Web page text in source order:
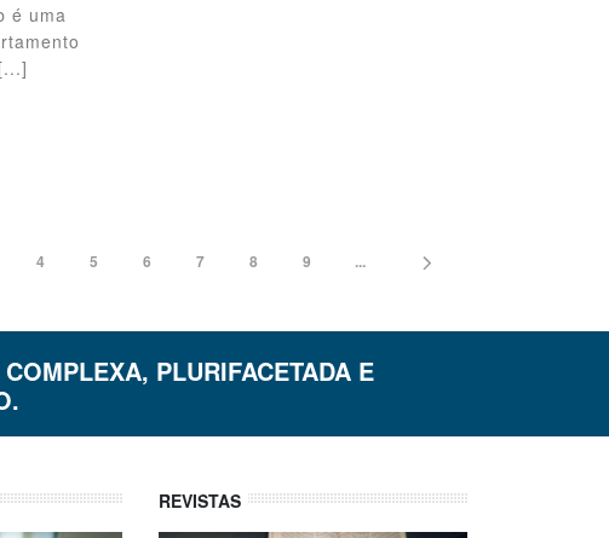
é uma
4 5 6 7 8 9 ...
PLURIFACETADA E
REVISTAS